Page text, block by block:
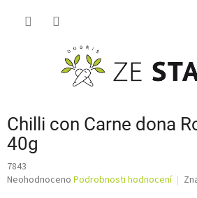
Chilli con Carne dona
40g
7843
Průměrné
Neohodnoceno Podrobnosti hodnocení